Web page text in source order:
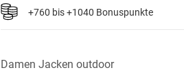
+760 bis +1040 Bonuspunkte
Damen Jacken outdoor